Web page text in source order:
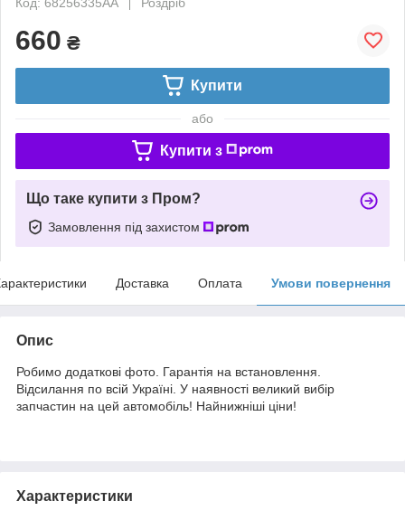
660 ₴
Купити
або
Купити з
Що таке купити з Пром?
Замовлення під захистом
Доставка Оплата Умови повернення
Опис
Робимо додаткові фото. Гарантія на встановлення.
Відсилання по всій Україні. У наявності великий вибір
запчастин на цей автомобіль! Найнижніші ціни!
Характеристики